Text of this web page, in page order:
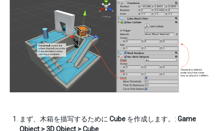
まず、木箱を描写するために Cube を作成します。: Game
Object > 3D Object > Cube